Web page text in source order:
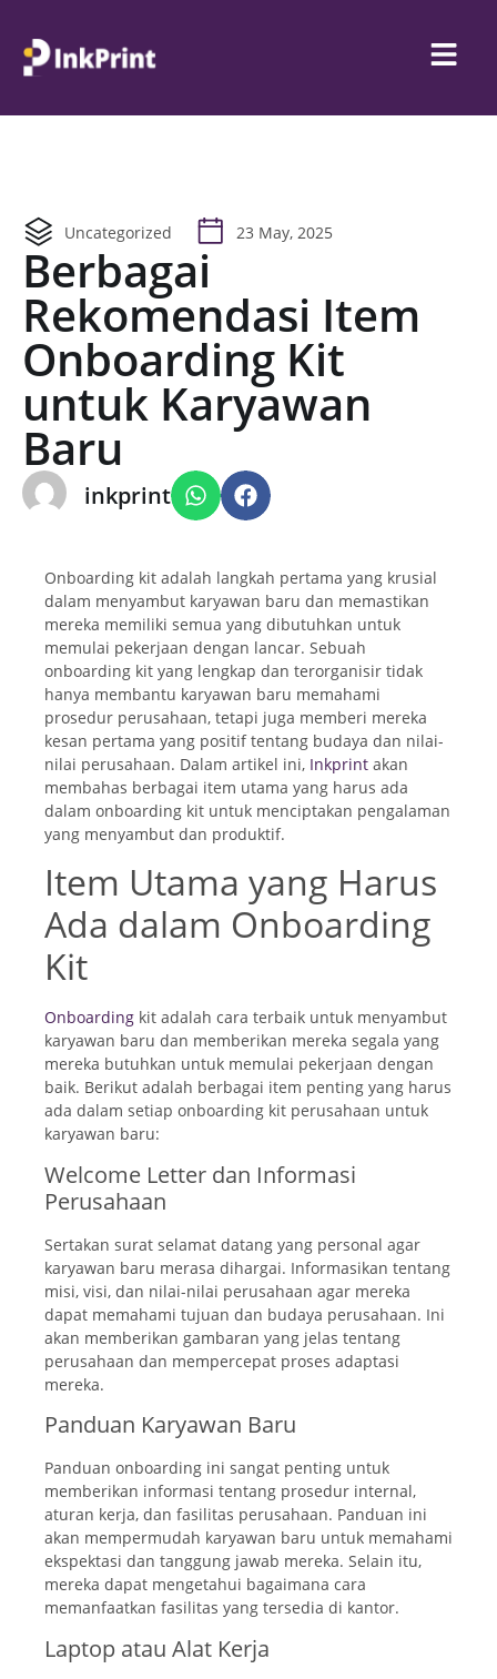
Uncategorized 23 May, 2025
Berbagai
Rekomendasi Item
Onboarding Kit
untuk Karyawan
Baru
inkprint
Onboarding kit adalah langkah pertama yang krusial
dalam menyambut karyawan baru dan memastikan
mereka memiliki semua yang dibutuhkan untuk
memulai pekerjaan dengan lancar. Sebuah
onboarding kit yang lengkap dan terorganisir tidak
hanya membantu karyawan baru memahami
prosedur perusahaan, tetapi juga memberi mereka
kesan pertama yang positif tentang budaya dan nilai-
nilai perusahaan. Dalam artikel ini, Inkprint akan
membahas berbagai item utama yang harus ada
dalam onboarding kit untuk menciptakan pengalaman
yang menyambut dan produktif.
Item Utama yang Harus
Ada dalam Onboarding
Kit
Onboarding kit adalah cara terbaik untuk menyambut
karyawan baru dan memberikan mereka segala yang
mereka butuhkan untuk memulai pekerjaan dengan
baik. Berikut adalah berbagai item penting yang harus
ada dalam setiap onboarding kit perusahaan untuk
karyawan baru:
Welcome Letter dan Informasi
Perusahaan
Sertakan surat selamat datang yang personal agar
karyawan baru merasa dihargai. Informasikan tentang
misi, visi, dan nilai-nilai perusahaan agar mereka
dapat memahami tujuan dan budaya perusahaan. Ini
akan memberikan gambaran yang jelas tentang
perusahaan dan mempercepat proses adaptasi
mereka.
Panduan Karyawan Baru
Panduan onboarding ini sangat penting untuk
memberikan informasi tentang prosedur internal,
aturan kerja, dan fasilitas perusahaan. Panduan ini
akan mempermudah karyawan baru untuk memahami
ekspektasi dan tanggung jawab mereka. Selain itu,
mereka dapat mengetahui bagaimana cara
memanfaatkan fasilitas yang tersedia di kantor.
Laptop atau Alat Kerja